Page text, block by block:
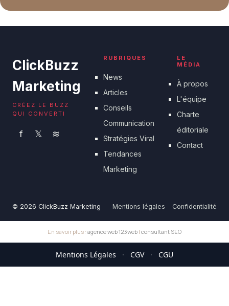
ClickBuzz
Marketing
CRÉEZ LE BUZZ
QUI CONVERTI
f 𝕏 ≋
RUBRIQUES
News
Articles
Conseils
Communication
Stratégies Viral
Tendances
Marketing
LE
MÉDIA
À propos
L'équipe
Charte
éditoriale
Contact
© 2026 ClickBuzz Marketing Mentions légales Confidentialité
En savoir plus : agence web 123web | consultant SEO
Mentions Légales · CGV · CGU